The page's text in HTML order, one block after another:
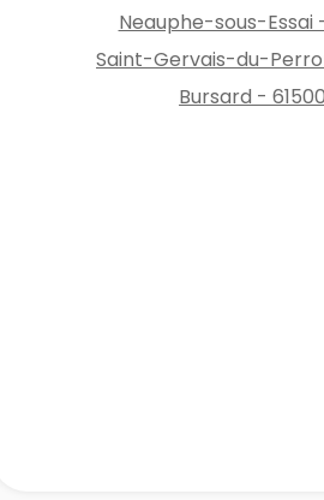
Neauphe-sous-Essai
Saint-Gervais-du-
Bursard - 61500